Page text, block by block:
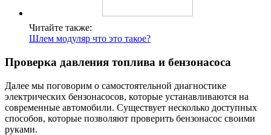
Читайте также:
Шлем модуляр что это такое?
Проверка давления топлива и бензонасоса
Далее мы поговорим о самостоятельной диагностике
электрических бензонасосов, которые устанавливаются на
современные автомобили. Существует несколько доступных
способов, которые позволяют проверить бензонасос своими
руками.